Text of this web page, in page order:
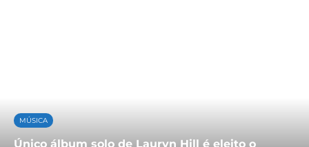
MÚSICA
Único álbum solo de Lauryn Hill é eleito o